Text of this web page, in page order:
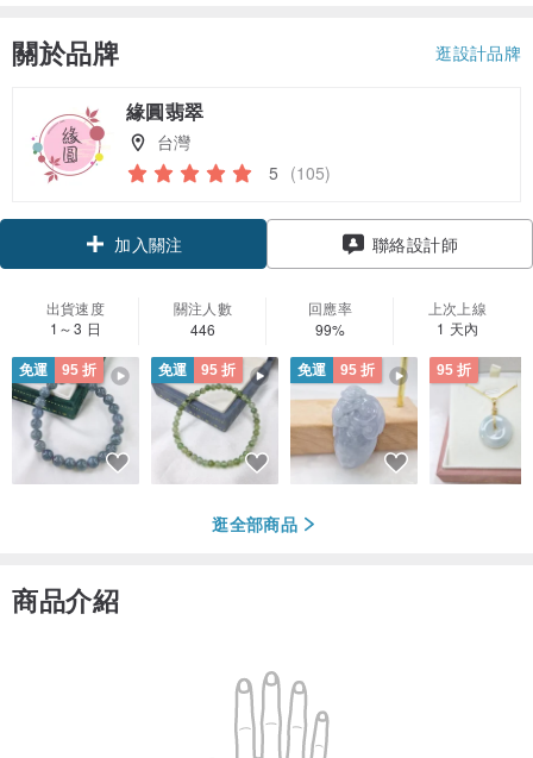
關於品牌 逛設計品牌
緣圓翡翠
台灣
5 (105)
加入關注 聯絡設計師
出貨速度
1～3 日
關注人數
446
回應率
99%
上次上線
1 天內
免運 95 折 免運 95 折 免運 95 折 95 折
逛全部商品
商品介紹